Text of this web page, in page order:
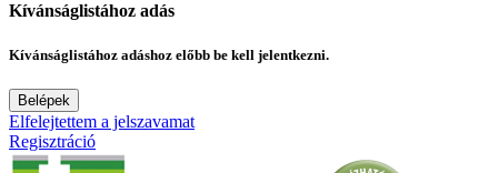
Kívánságlistához adás
Kívánságlistához adáshoz előbb be kell jelentkezni.
Belépek
Elfelejtettem a jelszavamat
Regisztráció